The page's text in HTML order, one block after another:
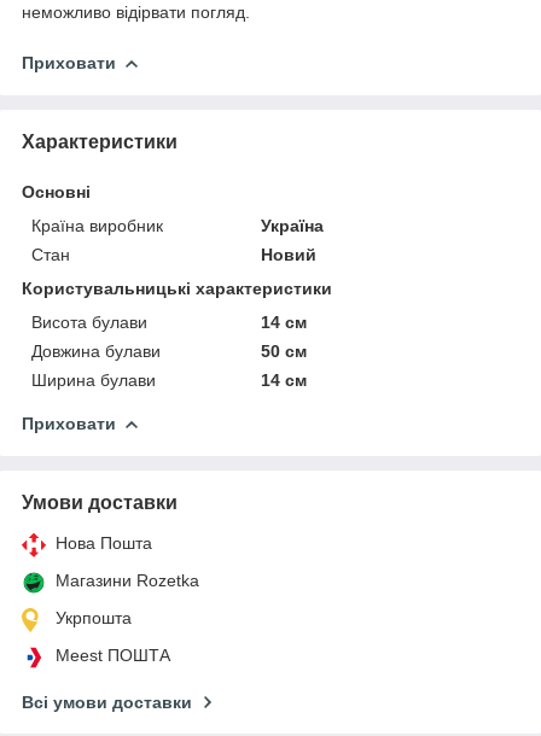
неможливо відірвати погляд.
Приховати
Характеристики
Основні
Країна виробник
Україна
Стан
Новий
Користувальницькі характеристики
Висота булави
14 см
Довжина булави
50 см
Ширина булави
14 см
Приховати
Умови доставки
Нова Пошта
Магазини Rozetka
Укрпошта
Meest ПОШТА
Всі умови доставки